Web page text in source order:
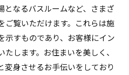
となるバスルームなど、さまざ
ご覧いただけます。これらは施
示すものであり、お客様にイン
します。お住まいを美しく、
変身させるお手伝いをしており